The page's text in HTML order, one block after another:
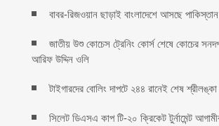
বাবর-রিজওয়ান ছাড়াই বাংলাদেশে আসছে পাকিস্তান
জাতীয় উশু কোচেস ট্রেনিং কোর্স শেষে কোচের
আরিফ উদ্দিন ওলি
টাইগারদের বোলিং দাপটে ২৪৪ রানেই শেষ শ্রীলঙ্কা
সিলেট ডিএসএ কাপ টি-২০ ক্রিকেট টুর্নামেন্ট